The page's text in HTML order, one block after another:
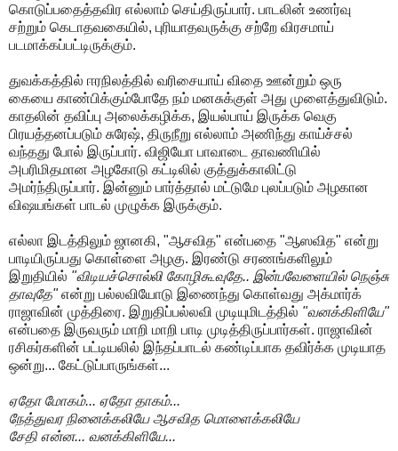
கொடுப்பதைத்தவிர எல்லாம் செய்திருப்பார். பாடலின் உணர்வு
சற்றும் கெடாதவகையில், புரியாதவருக்கு சற்றே விரசமாய்
படமாக்கப்பட்டிருக்கும்.
துவக்கத்தில் ஈரநிலத்தில் வரிசையாய் விதை ஊன்றும் ஒரு
கையை காண்பிக்கும்போதே நம் மனசுக்குள் அது முளைத்துவிடும்.
காதலின் தவிப்பு அலைக்கழிக்க, இயல்பாய் இருக்க வெகு
பிரயத்தனப்படும் சுரேஷ், திருநீறு எல்லாம் அணிந்து காய்ச்சல்
வந்தது போல் இருப்பார். விஜியோ பாவாடை தாவணியில்
அபரிமிதமான அழகோடு கட்டிலில் குத்துக்காலிட்டு
அமர்ந்திருப்பார். இன்னும் பார்த்தால் மட்டுமே புலப்படும் அழகான
விஷயங்கள் பாடல் முழுக்க இருக்கும்.
எல்லா இடத்திலும் ஜானகி, "ஆசவித" என்பதை "ஆஸவித" என்று
பாடியிருப்பது கொள்ளை அழகு. இரண்டு சரணங்களிலும்
இறுதியில் "விடியச்சொல்லி கோழிகூவுதே.. இன்பவேளையில் நெஞ்சு
தாவுதே"என்று பல்லவியோடு இணைந்து கொள்வது அக்மார்க்
ராஜாவின் முத்திரை. இறுதிப்பல்லவி முடியுமிடத்தில் "வனக்கிளியே"
என்பதை இருவரும் மாறி மாறி பாடி முடித்திருப்பார்கள். ராஜாவின்
ரசிகர்களின் பட்டியலில் இந்தப்பாடல் கண்டிப்பாக தவிர்க்க முடியாத
ஒன்று... கேட்டுப்பாருங்கள்...
ஏதோ மோகம்... ஏதோ தாகம்...
நேத்துவர நினைக்கலியே ஆசவித மொளைக்கலியே
சேதி என்ன... வனக்கிளியே...